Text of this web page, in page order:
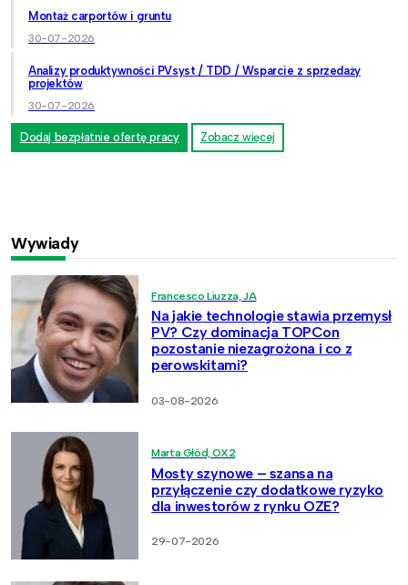
Montaż carportów i gruntu
30-07-2026
Analizy produktywności PVsyst / TDD / Wsparcie z sprzedaży
projektów
30-07-2026
Dodaj bezpłatnie ofertę pracy Zobacz więcej
Wywiady
Francesco Liuzza, JA
Na jakie technologie stawia przemysł
PV? Czy dominacja TOPCon
pozostanie niezagrożona i co z
perowskitami?
03-08-2026
Marta Głód, OX2
Mosty szynowe – szansa na
przyłączenie czy dodatkowe ryzyko
dla inwestorów z rynku OZE?
29-07-2026